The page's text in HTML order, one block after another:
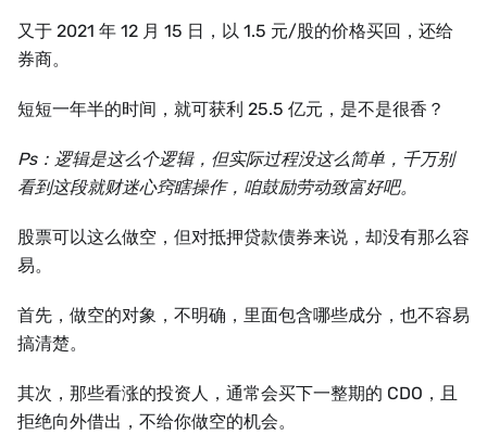
又于 2021 年 12 月 15 日，以 1.5 元/股的价格买回，还给
券商。
短短一年半的时间，就可获利 25.5 亿元，是不是很香？
Ps：逻辑是这么个逻辑，但实际过程没这么简单，千万别
看到这段就财迷心窍瞎操作，咱鼓励劳动致富好吧。
股票可以这么做空，但对抵押贷款债券来说，却没有那么容
易。
首先，做空的对象，不明确，里面包含哪些成分，也不容易
搞清楚。
其次，那些看涨的投资人，通常会买下一整期的 CDO，且
拒绝向外借出，不给你做空的机会。